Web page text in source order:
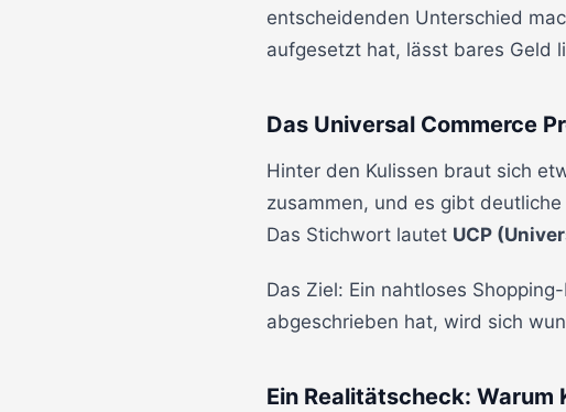
entscheidenden Unterschied
aufgesetzt hat, lässt bares Geld
Das Universal Commerce
Hinter den Kulissen braut sich
zusammen, und es gibt
Das Stichwort lautet UCP
Das Ziel: Ein nahtloses
abgeschrieben hat, wird sich
Ein Realitätscheck: